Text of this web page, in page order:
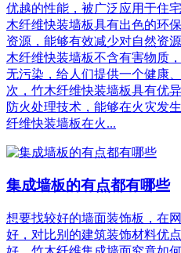
优越的性能，被广泛应用于住
木纤维快装墙板具有出色的环
资源，能够有效减少对自然资
木纤维快装墙板不含有害物质
无污染，给人们提供一个健康
次，竹木纤维快装墙板具有优
防火处理技术，能够在火灾发
纤维快装墙板在火...
集成墙板的有点都有哪些
想要找较好的墙面装饰板，在
好，对比别的建筑装饰材料优